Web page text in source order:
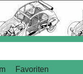
Favoriten